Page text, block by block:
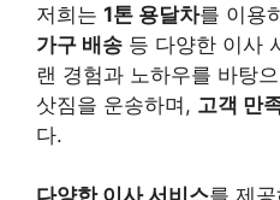
저희는 1톤 용달차를 이용
가구 배송 등 다양한 이사
랜 경험과 노하우를 바탕
삿짐을 운송하며, 고객 만
다.